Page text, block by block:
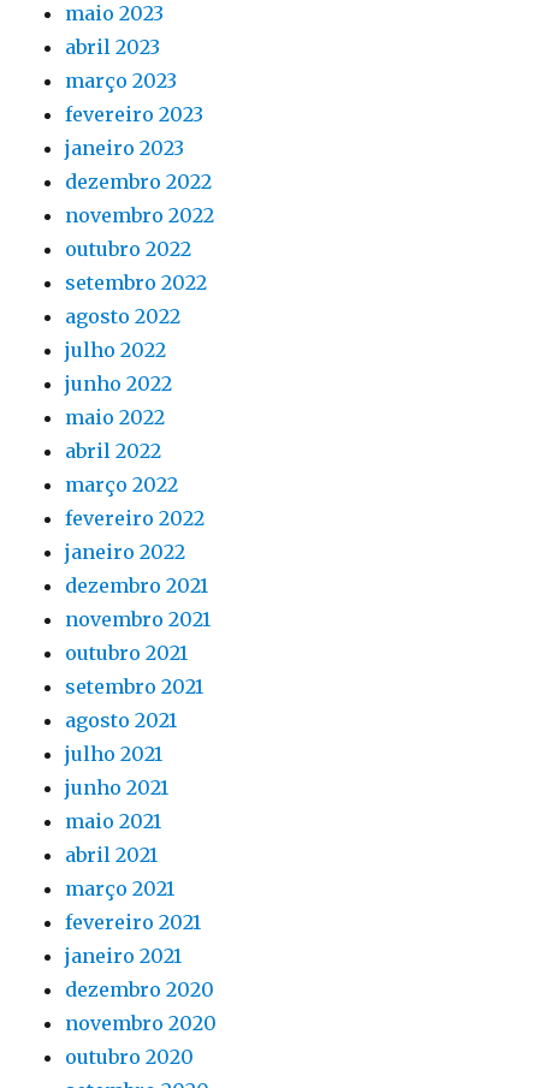
maio 2023
abril 2023
março 2023
fevereiro 2023
janeiro 2023
dezembro 2022
novembro 2022
outubro 2022
setembro 2022
agosto 2022
julho 2022
junho 2022
maio 2022
abril 2022
março 2022
fevereiro 2022
janeiro 2022
dezembro 2021
novembro 2021
outubro 2021
setembro 2021
agosto 2021
julho 2021
junho 2021
maio 2021
abril 2021
março 2021
fevereiro 2021
janeiro 2021
dezembro 2020
novembro 2020
outubro 2020